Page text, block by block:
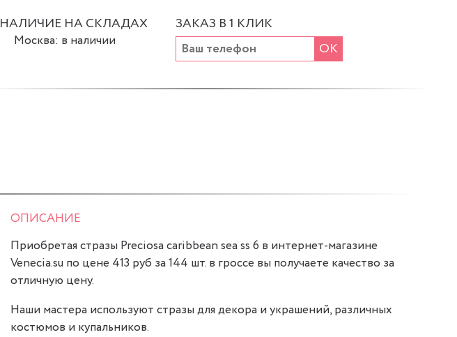
НАЛИЧИЕ НА СКЛАДАХ
Москва: в наличии
ЗАКАЗ В 1 КЛИК
ОК
ОПИСАНИЕ
Приобретая стразы Preciosa caribbean sea ss 6 в интернет-магазине
Venecia.su по цене 413 руб за 144 шт. в гроссе вы получаете качество за
отличную цену.
Наши мастера используют стразы для декора и украшений, различных
костюмов и купальников.